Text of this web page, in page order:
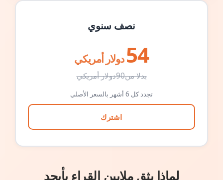
نصف سنوي
54 دولار أمريكي
بدلا من90دولار أمريكي
تجدد كل 6 أشهر بالسعر الأصلي
اشترك
لماذا يثق ملايين القراء بأبجد